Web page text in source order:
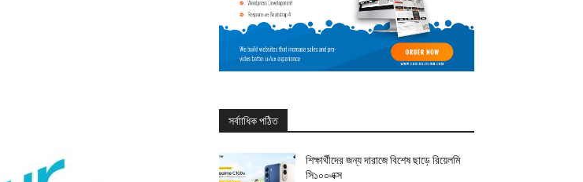
সর্বাাধিক পঠিত
শিক্ষার্থীদের জন্য দারাজে বিশেষ ছাড়ে রিয়েলমি
সি১০০এক্স